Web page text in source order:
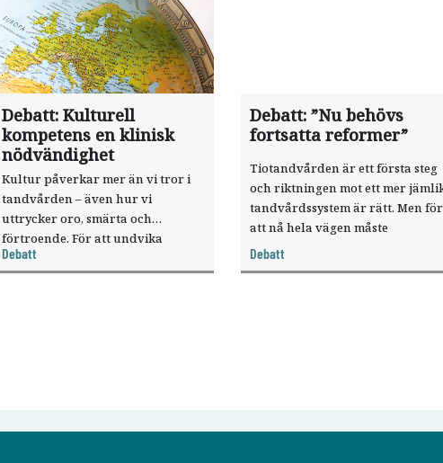
Debatt: Kulturell
kompetens en klinisk
nödvändighet
Kultur påverkar mer än vi tror i
tandvården – även hur vi
uttrycker oro, smärta och
förtroende. För att undvika
missförstånd och möta patienten
med respekt krävs kulturell
Debatt
Debatt: ”Nu behövs
fortsatta reformer”
Tiotandvården är ett första steg
och riktningen mot ett mer
tandvårdssystem är rätt. Men för
att nå hela vägen måste
reformtakten vara fortsatt hög.
Debatt